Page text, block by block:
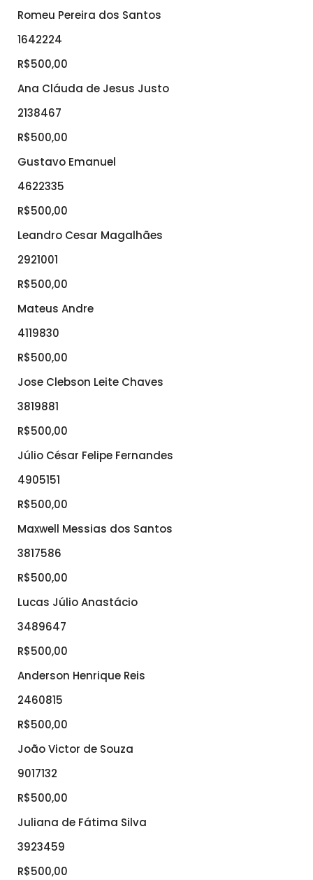
Romeu Pereira dos Santos
1642224
R$500,00
Ana Cláuda de Jesus Justo
2138467
R$500,00
Gustavo Emanuel
4622335
R$500,00
Leandro Cesar Magalhães
2921001
R$500,00
Mateus Andre
4119830
R$500,00
Jose Clebson Leite Chaves
3819881
R$500,00
Júlio César Felipe Fernandes
4905151
R$500,00
Maxwell Messias dos Santos
3817586
R$500,00
Lucas Júlio Anastácio
3489647
R$500,00
Anderson Henrique Reis
2460815
R$500,00
João Victor de Souza
9017132
R$500,00
Juliana de Fátima Silva
3923459
R$500,00